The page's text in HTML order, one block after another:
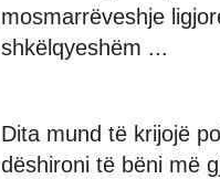
mosmarrëveshje
shkëlqyeshëm ...
Dita mund të krijojë
dëshironi të bëni më